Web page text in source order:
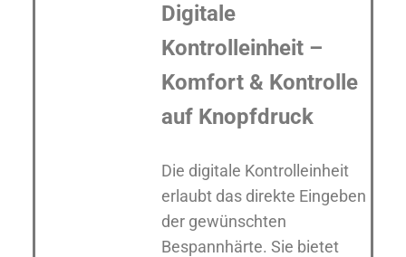
Digitale
Kontrolleinheit –
Komfort & Kontrolle
auf Knopfdruck
Die digitale Kontrolleinheit
erlaubt das direkte Eingeben
der gewünschten
Bespannhärte. Sie bietet